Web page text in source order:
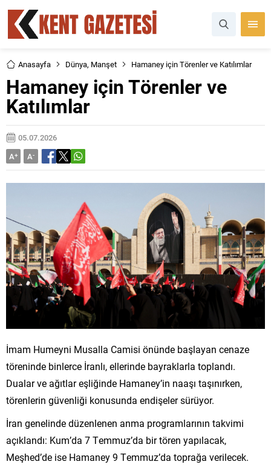
Anasayfa Dünya, Manşet Hamaney için Törenler ve Katılımlar
Hamaney için Törenler ve
Katılımlar
05.07.2026
A+ A-
İmam Humeyni Musalla Camisi önünde başlayan cenaze
töreninde binlerce İranlı, ellerinde bayraklarla toplandı.
Dualar ve ağıtlar eşliğinde Hamaney’in naaşı taşınırken,
törenlerin güvenliği konusunda endişeler sürüyor.
İran genelinde düzenlenen anma programlarının takvimi
açıklandı: Kum’da 7 Temmuz’da bir tören yapılacak,
Meşhed’de ise Hamaney 9 Temmuz’da toprağa verilecek.